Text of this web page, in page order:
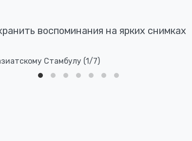
воспоминания на ярких снимках